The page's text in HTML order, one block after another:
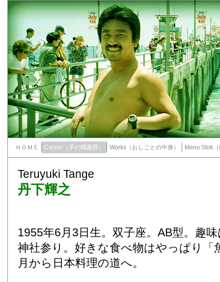
ＨＯＭＥ Career（手の職履歴） Works（おしごとの中身） Menu Stok
Teruyuki Tange
丹下輝之
1955年6月3日生。双子座。AB型。趣
神社参り。好きな食べ物はやっぱり「
月から日本料理の道へ。